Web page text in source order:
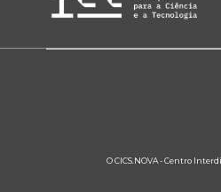
O CICS.NOVA - Centro